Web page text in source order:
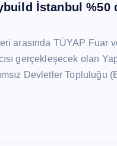
İstanbul
arasında TÜYAP Fuar
gerçekleşecek olan
Devletler Topluluğu